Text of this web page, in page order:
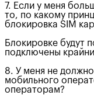
7. Если у меня
то, по какому
блокировка SIM
Блокировке будут
подключены
8. У меня не
мобильного
операторам?